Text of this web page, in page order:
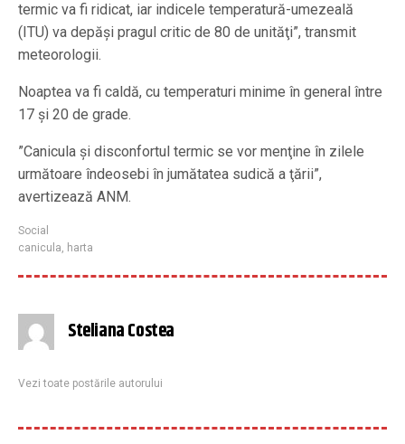
termic va fi ridicat, iar indicele temperatură-umezeală
(ITU) va depăşi pragul critic de 80 de unităţi”, transmit
meteorologii.
Noaptea va fi caldă, cu temperaturi minime în general între
17 şi 20 de grade.
”Canicula şi disconfortul termic se vor menţine în zilele
următoare îndeosebi în jumătatea sudică a ţării”,
avertizează ANM.
Social
canicula, harta
Steliana Costea
Vezi toate postările autorului